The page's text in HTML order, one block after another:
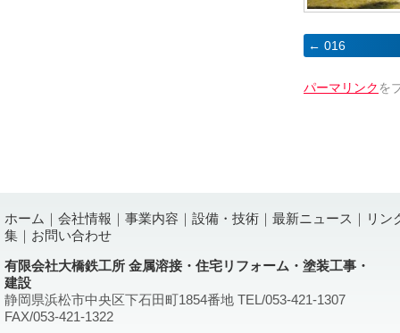
016
パーマリンク を
ホーム 会社情報 事業内容 設備・技術 最新ニュース
リン
集
お問い合わせ
有限会社大橋鉄工所 金属溶接・住宅リフォーム・塗装工事・
建設
静岡県浜松市中央区下石田町1854番地 TEL/053-421-1307
FAX/053-421-1322